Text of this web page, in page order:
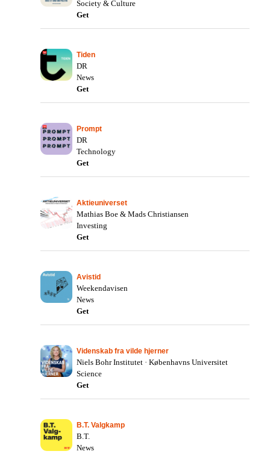
Society & Culture
Get
Tiden
DR
News
Get
Prompt
DR
Technology
Get
Aktieuniverset
Mathias Boe & Mads Christiansen
Investing
Get
Avistid
Weekendavisen
News
Get
Videnskab fra vilde hjerner
Niels Bohr Institutet · Københavns Universitet
Science
Get
B.T. Valgkamp
B.T.
News